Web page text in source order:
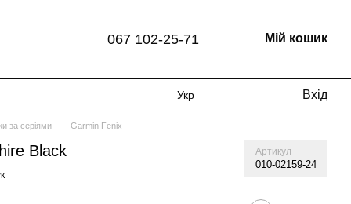
067 102-25-71 Мій кошик
Укр Вхід
за серіями Garmin Fenix
Black Артикул
010-02159-24